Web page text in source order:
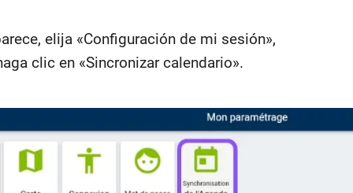
elija «Configuración de mi sesión»,
clic en «Sincronizar calendario».